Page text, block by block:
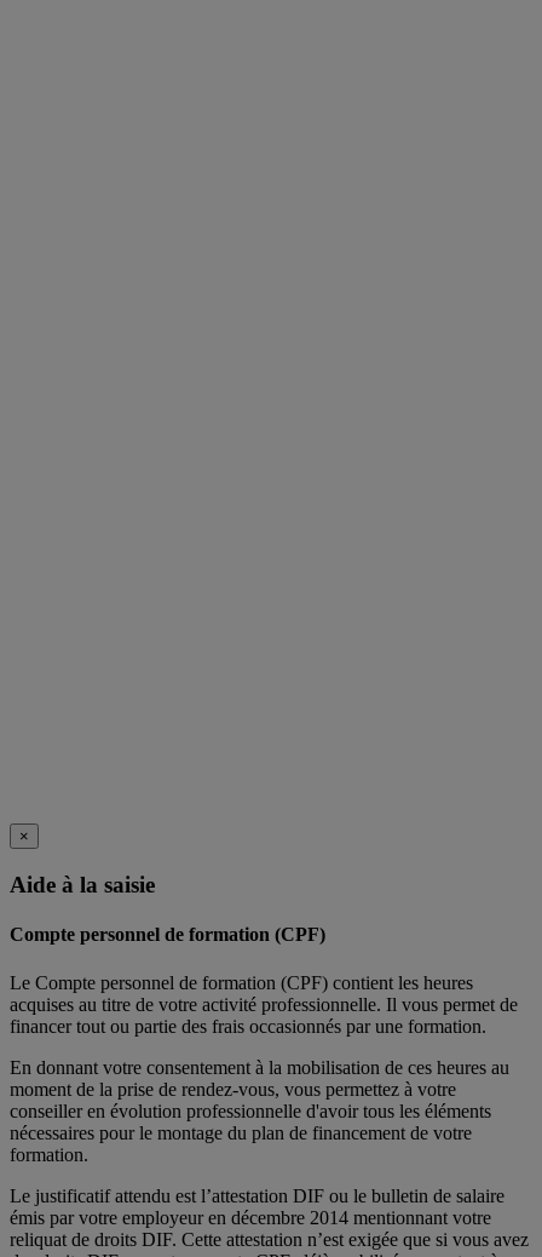
×
Aide à la saisie
Compte personnel de formation (CPF)
Le Compte personnel de formation (CPF) contient les heures
acquises au titre de votre activité professionnelle. Il vous permet de
financer tout ou partie des frais occasionnés par une formation.
En donnant votre consentement à la mobilisation de ces heures au
moment de la prise de rendez-vous, vous permettez à votre
conseiller en évolution professionnelle d'avoir tous les éléments
nécessaires pour le montage du plan de financement de votre
formation.
Le justificatif attendu est l’attestation DIF ou le bulletin de salaire
émis par votre employeur en décembre 2014 mentionnant votre
reliquat de droits DIF. Cette attestation n’est exigée que si vous avez